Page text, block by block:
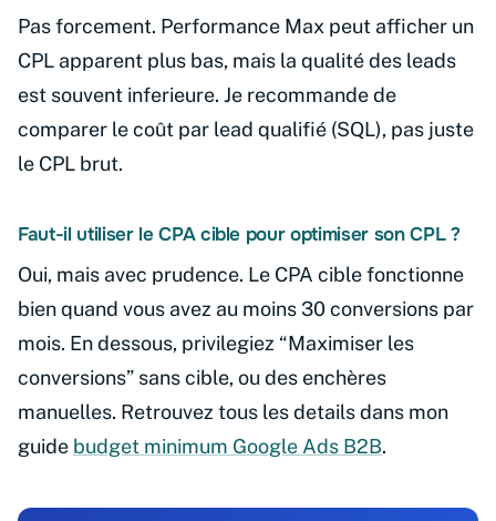
Pas forcement. Performance Max peut afficher un
CPL apparent plus bas, mais la qualité des leads
est souvent inferieure. Je recommande de
comparer le coût par lead qualifié (SQL), pas juste
le CPL brut.
Faut-il utiliser le CPA cible pour optimiser son CPL ?
Oui, mais avec prudence. Le CPA cible fonctionne
bien quand vous avez au moins 30 conversions par
mois. En dessous, privilegiez “Maximiser les
conversions” sans cible, ou des enchères
manuelles. Retrouvez tous les details dans mon
guide budget minimum Google Ads B2B.